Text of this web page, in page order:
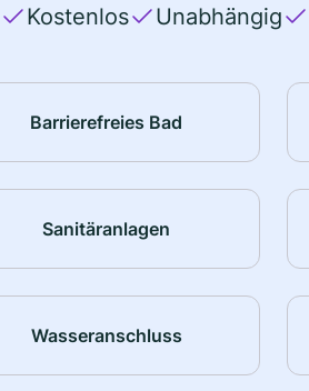
Kostenlos Unabhängig
Barrierefreies Bad
Sanitäranlagen
Wasseranschluss